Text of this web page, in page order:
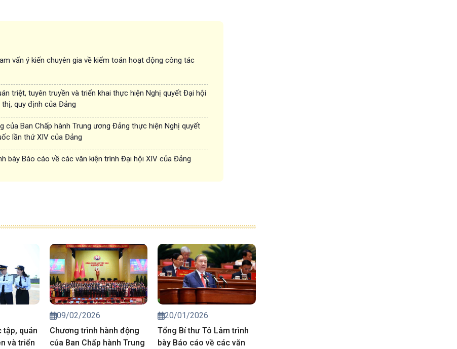
vấn ý kiến chuyên gia về kiểm toán hoạt động công tác
triệt, tuyên truyền và triển khai thực hiện Nghị quyết Đại hội
quy định của Đảng
của Ban Chấp hành Trung ương Đảng thực hiện Nghị quyết
lần thứ XIV của Đảng
bày Báo cáo về các văn kiện trình Đại hội XIV của Đảng
tập, quán
và triển
09/02/2026
Chương trình hành động
của Ban Chấp hành Trung
20/01/2026
Tổng Bí thư Tô Lâm trình
bày Báo cáo về các văn